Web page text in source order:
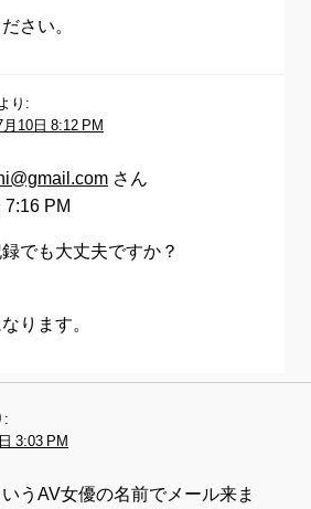
さい。
より:
月10日 8:12 PM
さん
7:16 PM
でも大丈夫ですか？
ります。
:
3:03 PM
うAV女優の名前でメール来ま